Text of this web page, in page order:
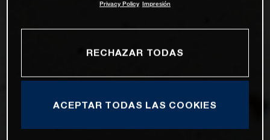
Privacy Policy Impresión
RECHAZAR TODAS
ACEPTAR TODAS LAS COOKIES